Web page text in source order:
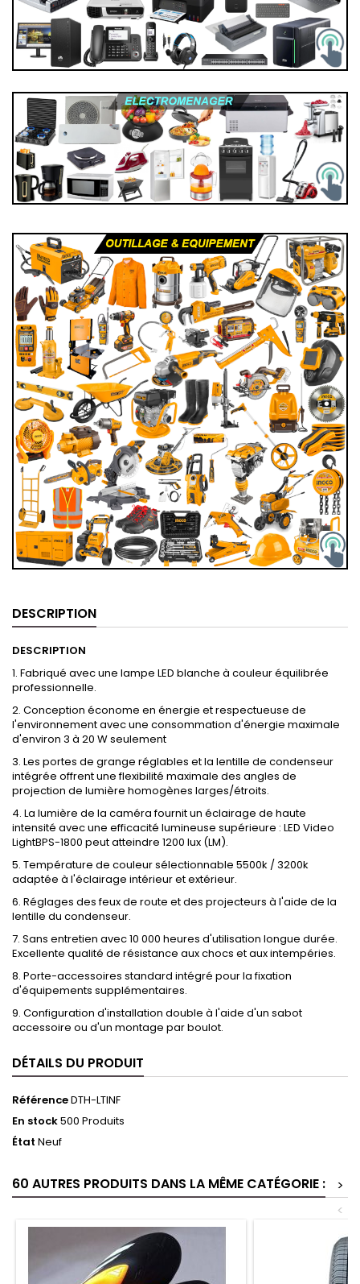
DESCRIPTION
DESCRIPTION
1. Fabriqué avec une lampe LED blanche à couleur équilibrée
professionnelle.
2. Conception économe en énergie et respectueuse de
l'environnement avec une consommation d'énergie maximale
d'environ 3 à 20 W seulement
3. Les portes de grange réglables et la lentille de condenseur
intégrée offrent une flexibilité maximale des angles de
projection de lumière homogènes larges/étroits.
4. La lumière de la caméra fournit un éclairage de haute
intensité avec une efficacité lumineuse supérieure : LED Video
LightBPS-1800 peut atteindre 1200 lux (LM).
5. Température de couleur sélectionnable 5500k / 3200k
adaptée à l'éclairage intérieur et extérieur.
6. Réglages des feux de route et des projecteurs à l'aide de la
lentille du condenseur.
7. Sans entretien avec 10 000 heures d'utilisation longue durée.
Excellente qualité de résistance aux chocs et aux intempéries.
8. Porte-accessoires standard intégré pour la fixation
d'équipements supplémentaires.
9. Configuration d'installation double à l'aide d'un sabot
accessoire ou d'un montage par boulot.
DÉTAILS DU PRODUIT
RéférenceDTH-LTINF
En stock500 Produits
État Neuf
60 AUTRES PRODUITS DANS LA MÊME CATÉGORIE :
>
<